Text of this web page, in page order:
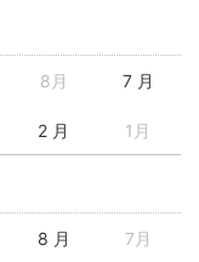
8月 7 月
2 月 1月
8 月 7月